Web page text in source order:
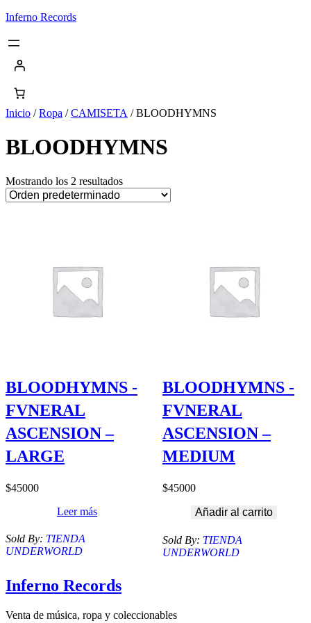
Saltar
contenido
Inferno Records
Inicio /Ropa /CAMISETA / BLOODHYMNS
BLOODHYMNS
Mostrando los 2 resultados
BLOODHYMNS -
FVNERAL
ASCENSION –
LARGE
$45000
Leer más
Sold By: TIENDA
UNDERWORLD
BLOODHYMNS -
FVNERAL
ASCENSION –
MEDIUM
$45000
Añadir al carrito
Sold By: TIENDA
UNDERWORLD
Inferno Records
Venta de música, ropa y coleccionables